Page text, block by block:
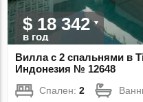
$ 18 342
в год
Вилла с 2 спальнями в
Индонезия № 12648
Спален:2